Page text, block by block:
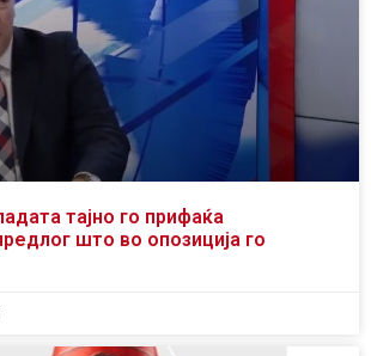
тајно го прифаќа
што во опозиција го